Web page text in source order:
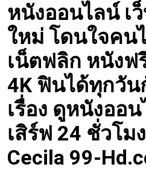
หนังออนไลน์ เ
ใหม่ โดนใจคน
เน็ตฟลิก หนัง
4K ฟินได้ทุกวั
เรื่อง ดูหนังออ
เสิร์ฟ 24 ชั่วโม
Cecila 99-